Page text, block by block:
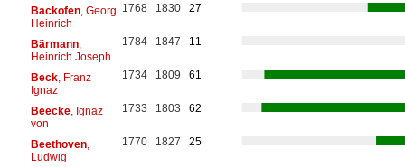
Backofen, Georg
Heinrich
1768 1830 27
Bärmann,
Heinrich Joseph
1784 1847 11
Beck, Franz
Ignaz
1734 1809 61
Beecke, Ignaz
von
1733 1803 62
Beethoven,
Ludwig
1770 1827 25